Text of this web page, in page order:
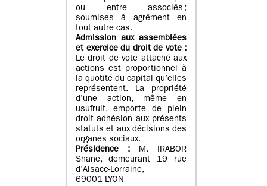
ou entre associés ;
soumises à agrément en
tout autre cas.
Admission aux assemblées
et exercice du droit de vote :
Le droit de vote attaché aux
actions est proportionnel à
la quotité du capital qu’elles
représentent. La propriété
d’une action, même en
usufruit, emporte de plein
droit adhésion aux présents
statuts et aux décisions des
organes sociaux.
Présidence : M. IRABOR
Shane, demeurant 19 rue
d’Alsace-Lorraine,
69001 LYON